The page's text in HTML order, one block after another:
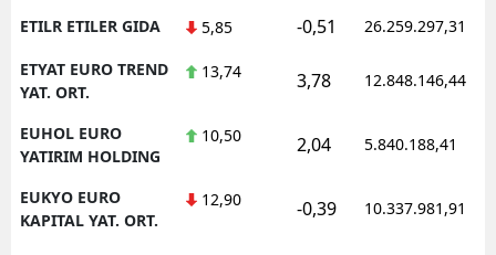
ETILR ETILER GIDA 5,85 -0,51 26.259.297,31
ETYAT EURO TREND
YAT. ORT.
13,74 3,78 12.848.146,44
EUHOL EURO
YATIRIM HOLDING
10,50 2,04 5.840.188,41
EUKYO EURO
KAPITAL YAT. ORT.
12,90 -0,39 10.337.981,91